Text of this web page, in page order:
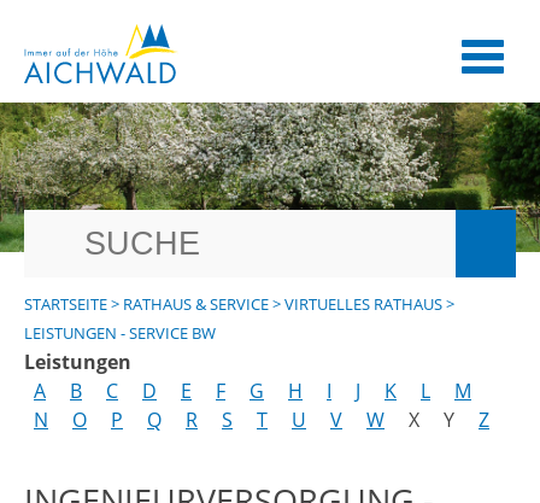
STARTSEITE> RATHAUS & SERVICE>VIRTUELLES RATHAUS>
LEISTUNGEN - SERVICE BW
Leistungen
A
B C D E F G H I J K L
M
N
O P Q R S T U V W X Y Z